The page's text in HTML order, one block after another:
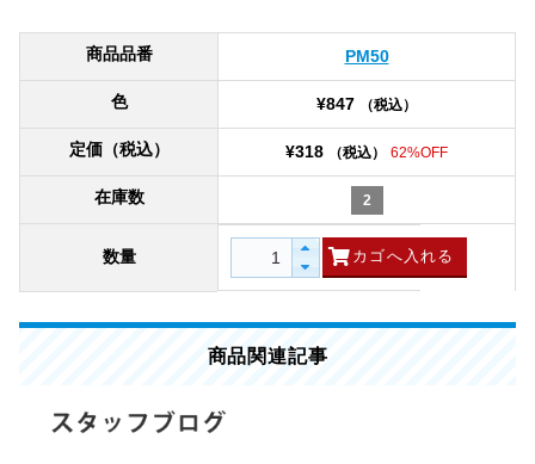
商品品番 PM50
色 ¥847 （税込）
定価（税込） ¥318 （税込） 62%OFF
在庫数 2
数量
商品関連記事